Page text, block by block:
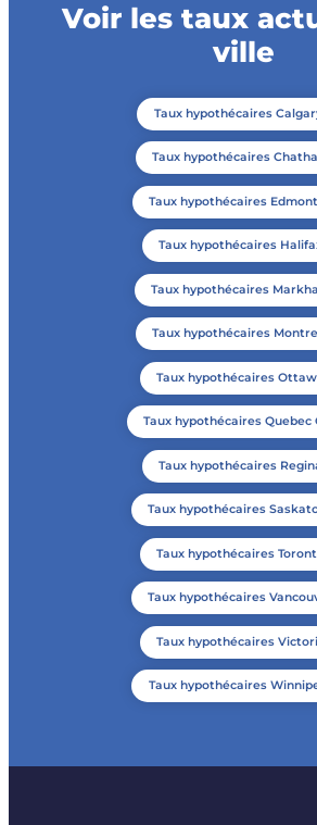
Voir les taux
ville
Taux hypothécaires
Taux hypothécaires
Taux hypothécaires
Taux hypothécaires
Taux hypothécaires
Taux hypothécaires
Taux hypothécaires
Taux hypothécaires Quebec
Taux hypothécaires
Taux hypothécaires
Taux hypothécaires
Taux hypothécaires
Taux hypothécaires
Taux hypothécaires